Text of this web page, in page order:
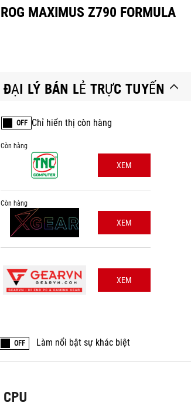
ROG MAXIMUS Z790 FORMULA
ĐẠI LÝ BÁN LẺ TRỰC TUYẾN
OFF Chỉ hiển thị còn hàng
Còn hàng
XEM
Còn hàng
XEM
XEM
OFF Làm nổi bật sự khác biệt
CPU